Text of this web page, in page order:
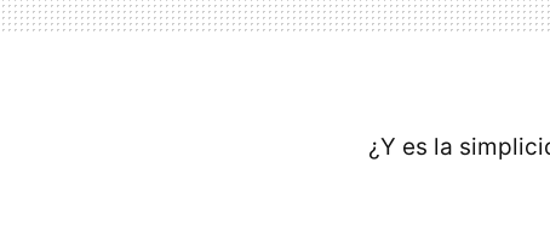
¿Y es la